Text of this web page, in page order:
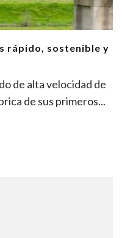
rápido, sostenible y
de alta velocidad de
de sus primeros...